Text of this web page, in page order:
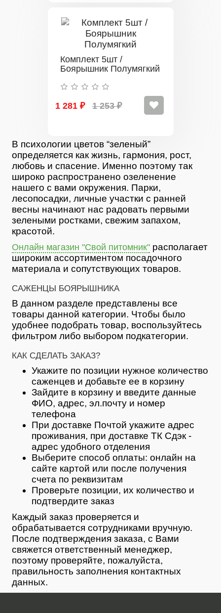
Комплект 5шт /
Боярышник Полумягкий
1 281 ₽ 1 253 ₽
В психологии цветов “зеленый”
определяется как жизнь, гармония, рост,
любовь и спасение. Именно поэтому так
широко распространено озеленение
нашего с вами окружения. Парки,
лесопосадки, личные участки с ранней
весны начинают нас радовать первыми
зелеными ростками, свежим запахом,
красотой.
Онлайн магазин "Свой питомник" располагает
широким ассортиментом посадочного
материала и сопутствующих товаров.
САЖЕНЦЫ БОЯРЫШНИКА
В данном разделе представлены все
товары данной категории. Чтобы было
удобнее подобрать товар, воспользуйтесь
фильтром либо выбором подкатегории.
КАК СДЕЛАТЬ ЗАКАЗ?
Укажите по позиции нужное количество
саженцев и добавьте ее в корзину
Зайдите в корзину и введите данные
ФИО, адрес, эл.почту и номер
телефона
При доставке Почтой укажите адрес
проживания, при доставке ТК Сдэк -
адрес удобного отделения
Выберите способ оплаты: онлайн на
сайте картой или после получения
счета по реквизитам
Проверьте позиции, их количество и
подтвердите заказ
Каждый заказ проверяется и
обрабатывается сотрудниками вручную.
После подтверждения заказа, с Вами
свяжется ответственный менеджер,
поэтому проверяйте, пожалуйста,
правильность заполнения контактных
данных.